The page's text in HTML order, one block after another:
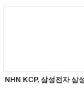
NHN KCP, 삼성전자 삼